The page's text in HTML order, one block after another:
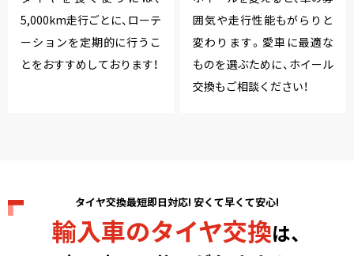
5,000km走行ごとに、ローテ
ーションを定期的に行うこ
とをおすすめしております！
囲気や走行性能もがらりと
変わります。愛車に最適な
ものを選ぶために、ホイール
交換もご相談ください！
タイヤ交換最短即日対応! 安くて早くて安心!
輸入車のタイヤ交換は、